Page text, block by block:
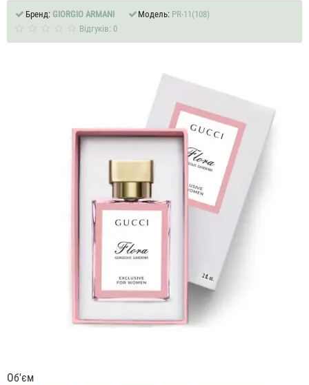
Бренд: GIORGIO ARMANI Модель: PR-11(108)
Відгуків: 0
Об'єм